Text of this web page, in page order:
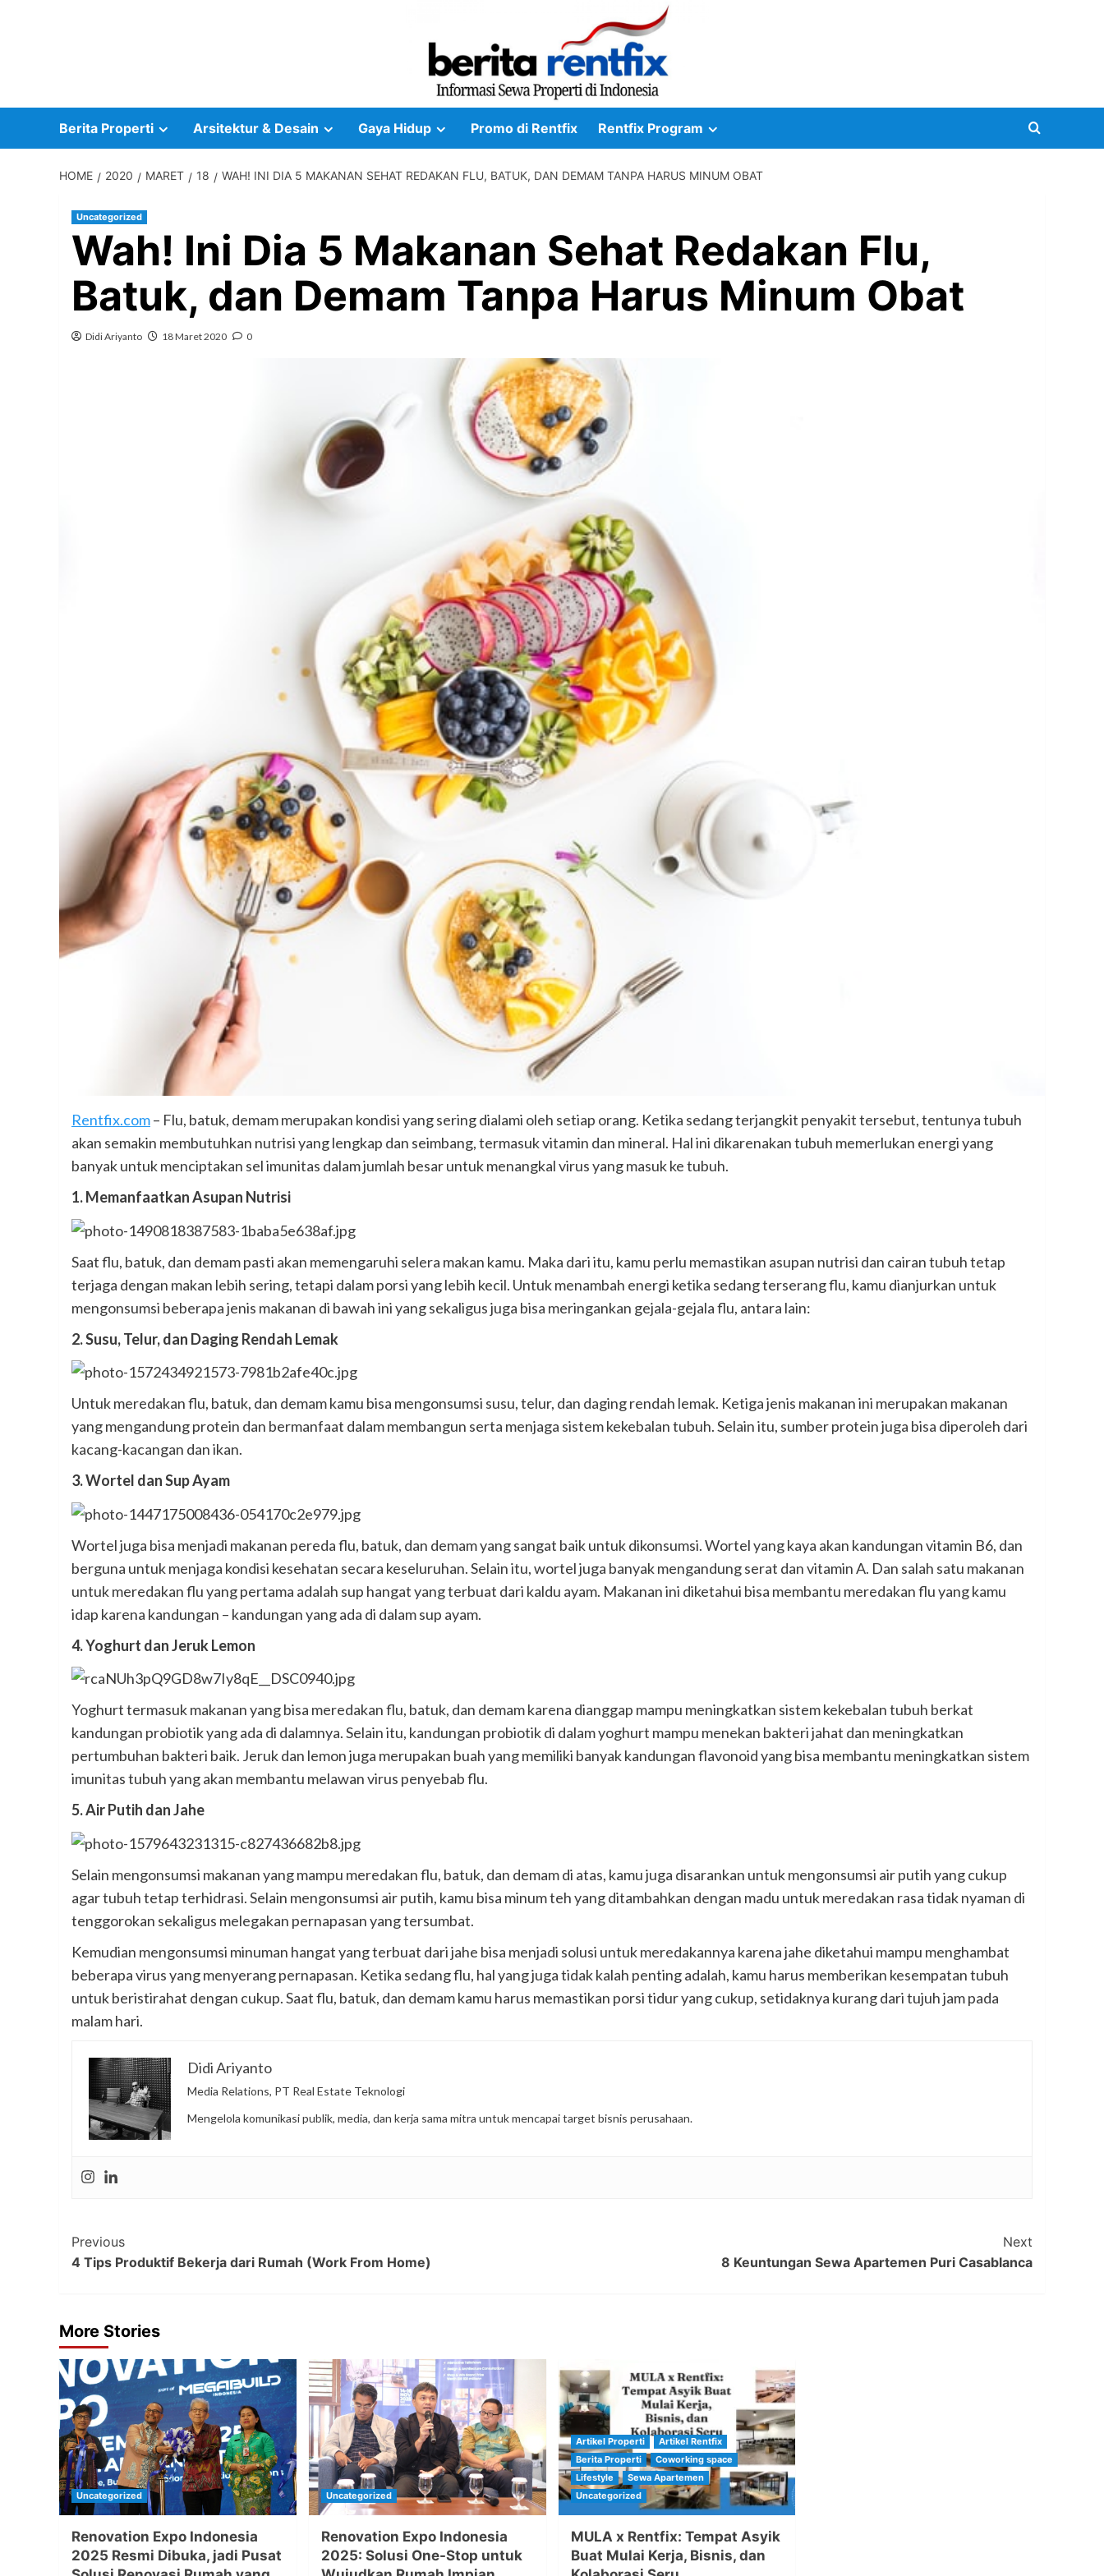
Berita Properti Arsitektur & Desain Gaya Hidup Promo di Rentfix Rentfix Program
HOME 2020 MARET 18 WAH! INI DIA 5 MAKANAN SEHAT REDAKAN FLU, BATUK, DAN DEMAM TANPA HARUS MINUM OBAT
Uncategorized
Wah! Ini Dia 5 Makanan Sehat Redakan Flu,
Batuk, dan Demam Tanpa Harus Minum Obat
Didi Ariyanto 18 Maret 2020 0
Rentfix.com– Flu, batuk, demam merupakan kondisi yang sering dialami oleh setiap orang. Ketika sedang terjangkit penyakit tersebut, tentunya tubuh
akan semakin membutuhkan nutrisi yang lengkap dan seimbang, termasuk vitamin dan mineral. Hal ini dikarenakan tubuh memerlukan energi yang
banyak untuk menciptakan sel imunitas dalam jumlah besar untuk menangkal virus yang masuk ke tubuh.
1. Memanfaatkan Asupan Nutrisi
Saat flu, batuk, dan demam pasti akan memengaruhi selera makan kamu. Maka dari itu, kamu perlu memastikan asupan nutrisi dan cairan tubuh tetap
terjaga dengan makan lebih sering, tetapi dalam porsi yang lebih kecil. Untuk menambah energi ketika sedang terserang flu, kamu dianjurkan untuk
mengonsumsi beberapa jenis makanan di bawah ini yang sekaligus juga bisa meringankan gejala-gejala flu, antara lain:
2. Susu, Telur, dan Daging Rendah Lemak
Untuk meredakan flu, batuk, dan demam kamu bisa mengonsumsi susu, telur, dan daging rendah lemak. Ketiga jenis makanan ini merupakan makanan
yang mengandung protein dan bermanfaat dalam membangun serta menjaga sistem kekebalan tubuh. Selain itu, sumber protein juga bisa diperoleh dari
kacang-kacangan dan ikan.
3. Wortel dan Sup Ayam
Wortel juga bisa menjadi makanan pereda flu, batuk, dan demam yang sangat baik untuk dikonsumsi. Wortel yang kaya akan kandungan vitamin B6, dan
berguna untuk menjaga kondisi kesehatan secara keseluruhan. Selain itu, wortel juga banyak mengandung serat dan vitamin A. Dan salah satu makanan
untuk meredakan flu yang pertama adalah sup hangat yang terbuat dari kaldu ayam. Makanan ini diketahui bisa membantu meredakan flu yang kamu
idap karena kandungan – kandungan yang ada di dalam sup ayam.
4. Yoghurt dan Jeruk Lemon
Yoghurt termasuk makanan yang bisa meredakan flu, batuk, dan demam karena dianggap mampu meningkatkan sistem kekebalan tubuh berkat
kandungan probiotik yang ada di dalamnya. Selain itu, kandungan probiotik di dalam yoghurt mampu menekan bakteri jahat dan meningkatkan
pertumbuhan bakteri baik. Jeruk dan lemon juga merupakan buah yang memiliki banyak kandungan flavonoid yang bisa membantu meningkatkan sistem
imunitas tubuh yang akan membantu melawan virus penyebab flu.
5. Air Putih dan Jahe
Selain mengonsumsi makanan yang mampu meredakan flu, batuk, dan demam di atas, kamu juga disarankan untuk mengonsumsi air putih yang cukup
agar tubuh tetap terhidrasi. Selain mengonsumsi air putih, kamu bisa minum teh yang ditambahkan dengan madu untuk meredakan rasa tidak nyaman di
tenggorokan sekaligus melegakan pernapasan yang tersumbat.
Kemudian mengonsumsi minuman hangat yang terbuat dari jahe bisa menjadi solusi untuk meredakannya karena jahe diketahui mampu menghambat
beberapa virus yang menyerang pernapasan. Ketika sedang flu, hal yang juga tidak kalah penting adalah, kamu harus memberikan kesempatan tubuh
untuk beristirahat dengan cukup. Saat flu, batuk, dan demam kamu harus memastikan porsi tidur yang cukup, setidaknya kurang dari tujuh jam pada
malam hari.
Didi Ariyanto
Media Relations, PT Real Estate Teknologi
Mengelola komunikasi publik, media, dan kerja sama mitra untuk mencapai target bisnis perusahaan.
Post
Navigation
Previous
4 Tips Produktif Bekerja dari Rumah (Work From Home)
Next
8 Keuntungan Sewa Apartemen Puri Casablanca
More Stories
Uncategorized
Renovation Expo Indonesia
2025 Resmi Dibuka, jadi Pusat
Uncategorized
Renovation Expo Indonesia
2025: Solusi One-Stop untuk
Artikel Properti
Artikel Rentfix
Berita Properti
Coworking space
Lifestyle
Sewa Apartemen
Uncategorized
MULA x Rentfix: Tempat Asyik
Buat Mulai Kerja, Bisnis, dan